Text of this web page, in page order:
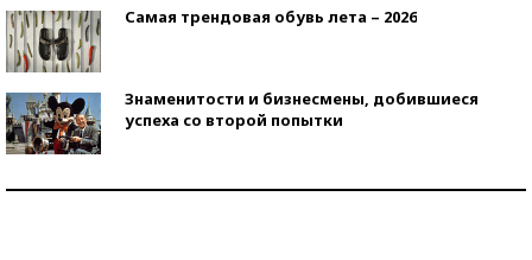
Самая трендовая обувь лета – 2026
Знаменитости и бизнесмены, добившиеся
успеха со второй попытки